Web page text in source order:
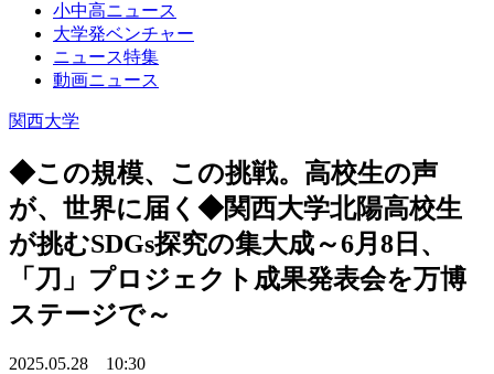
小中高ニュース
大学発ベンチャー
ニュース特集
動画ニュース
関西大学
◆この規模、この挑戦。高校生の声
が、世界に届く◆関西大学北陽高校生
が挑むSDGs探究の集大成～6月8日、
「刀」プロジェクト成果発表会を万博
ステージで～
2025.05.28 10:30